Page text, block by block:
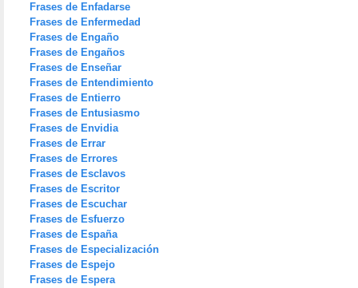
Frases de Enfadarse
Frases de Enfermedad
Frases de Engaño
Frases de Engaños
Frases de Enseñar
Frases de Entendimiento
Frases de Entierro
Frases de Entusiasmo
Frases de Envidia
Frases de Errar
Frases de Errores
Frases de Esclavos
Frases de Escritor
Frases de Escuchar
Frases de Esfuerzo
Frases de España
Frases de Especialización
Frases de Espejo
Frases de Espera